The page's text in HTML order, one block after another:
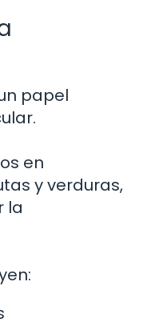
papel
en
y verduras,
la